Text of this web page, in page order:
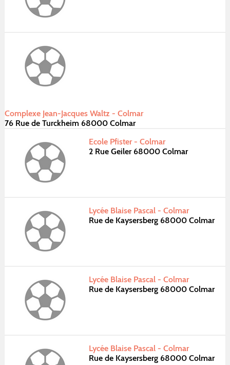
Complexe Jean-Jacques Waltz - Colmar
76 Rue de Turckheim 68000 Colmar
Ecole Pfister - Colmar
2 Rue Geiler 68000 Colmar
Lycée Blaise Pascal - Colmar
Rue de Kaysersberg 68000 Colmar
Lycée Blaise Pascal - Colmar
Rue de Kaysersberg 68000 Colmar
Lycée Blaise Pascal - Colmar
Rue de Kaysersberg 68000 Colmar